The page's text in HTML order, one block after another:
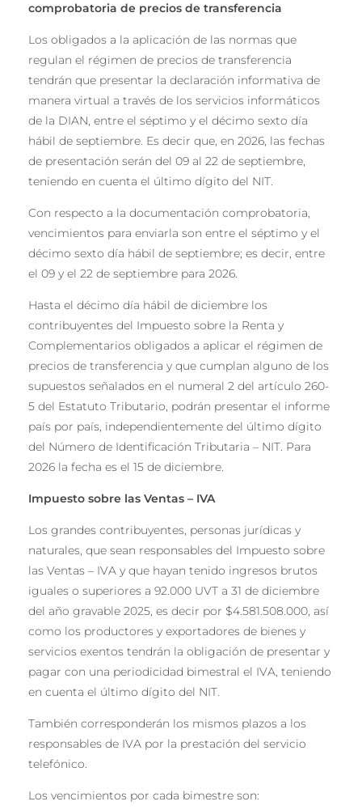
comprobatoria de precios de transferencia
Los obligados a la aplicación de las normas que
regulan el régimen de precios de transferencia
tendrán que presentar la declaración informativa de
manera virtual a través de los servicios informáticos
de la DIAN, entre el séptimo y el décimo sexto día
hábil de septiembre. Es decir que, en 2026, las fechas
de presentación serán del 09 al 22 de septiembre,
teniendo en cuenta el último dígito del NIT.
Con respecto a la documentación comprobatoria,
vencimientos para enviarla son entre el séptimo y el
décimo sexto día hábil de septiembre; es decir, entre
el 09 y el 22 de septiembre para 2026.
Hasta el décimo día hábil de diciembre los
contribuyentes del Impuesto sobre la Renta y
Complementarios obligados a aplicar el régimen de
precios de transferencia y que cumplan alguno de los
supuestos señalados en el numeral 2 del artículo 260-
5 del Estatuto Tributario, podrán presentar el informe
país por país, independientemente del último dígito
del Número de Identificación Tributaria – NIT. Para
2026 la fecha es el 15 de diciembre.
Impuesto sobre las Ventas – IVA
Los grandes contribuyentes, personas jurídicas y
naturales, que sean responsables del Impuesto sobre
las Ventas – IVA y que hayan tenido ingresos brutos
iguales o superiores a 92.000 UVT a 31 de diciembre
del año gravable 2025, es decir por $4.581.508.000, así
como los productores y exportadores de bienes y
servicios exentos tendrán la obligación de presentar y
pagar con una periodicidad bimestral el IVA, teniendo
en cuenta el último dígito del NIT.
También corresponderán los mismos plazos a los
responsables de IVA por la prestación del servicio
telefónico.
Los vencimientos por cada bimestre son: